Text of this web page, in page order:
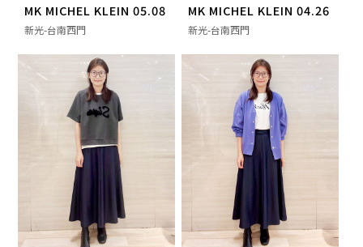
MK MICHEL KLEIN 05.08
新光-台南西門
MK MICHEL KLEIN 04.26
新光-台南西門